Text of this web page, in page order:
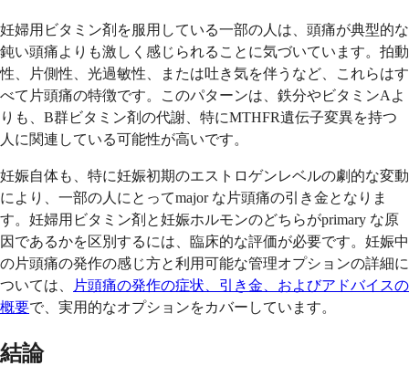
妊婦用ビタミン剤を服用している一部の人は、頭痛が典型的な
鈍い頭痛よりも激しく感じられることに気づいています。拍動
性、片側性、光過敏性、または吐き気を伴うなど、これらはす
べて片頭痛の特徴です。このパターンは、鉄分やビタミンAよ
りも、B群ビタミン剤の代謝、特にMTHFR遺伝子変異を持つ
人に関連している可能性が高いです。
妊娠自体も、特に妊娠初期のエストロゲンレベルの劇的な変動
により、一部の人にとってmajor な片頭痛の引き金となりま
す。妊婦用ビタミン剤と妊娠ホルモンのどちらがprimary な原
因であるかを区別するには、臨床的な評価が必要です。妊娠中
の片頭痛の発作の感じ方と利用可能な管理オプションの詳細に
ついては、
片頭痛の発作の症状、引き金、およびアドバイスの
概要で、実用的なオプションをカバーしています。
結論